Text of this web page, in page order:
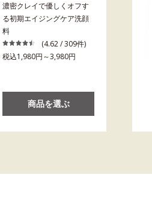
濃密クレイで優しくオフす
る初期エイジングケア洗顔
料
(4.62 / 309件)
税込1,980円～3,980円
商品を選ぶ